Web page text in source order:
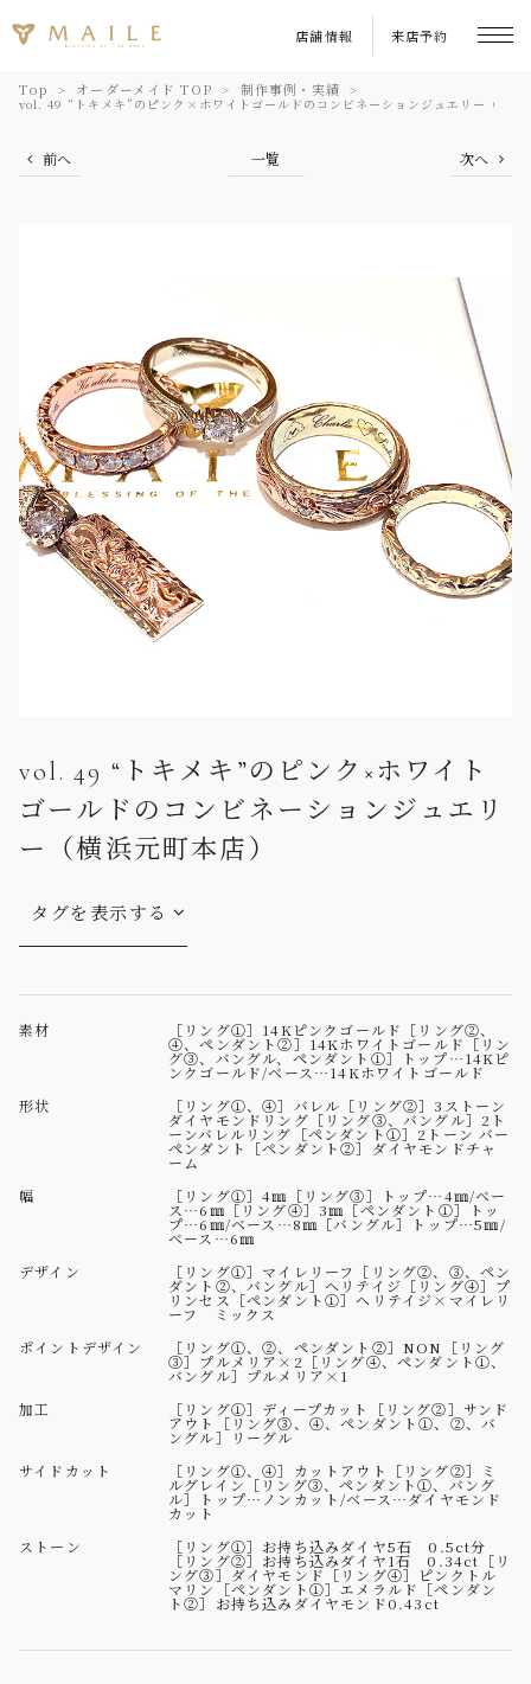
店舗情報 来店予約
Top オーダーメイド TOP 制作事例・実績
vol. 49 “トキメキ”のピンク×ホワイトゴールドのコンビネーションジュエリー（横浜
前へ 一覧 次へ
vol. 49 “トキメキ”のピンク×ホワイト
ゴールドのコンビネーションジュエリ
ー（横浜元町本店）
タグを表示する
素材 ［リング①］14Kピンクゴールド［リング②、
④、ペンダント②］14Kホワイトゴールド［リン
グ③、バングル、ペンダント①］トップ…14Kピ
ンクゴールド/ベース…14Kホワイトゴールド
形状
［リング①、④］バレル［リング②］3ストーン
ダイヤモンドリング［リング③、バングル］2ト
ーンバレルリング［ペンダント①］2トーン バー
ペンダント［ペンダント②］ダイヤモンドチャ
ーム
幅
［リング①］4㎜［リング③］トップ…4㎜/ベー
ス…6㎜［リング④］3㎜［ペンダント①］トッ
プ…6㎜/ベース…8㎜［バングル］トップ…5㎜/
ベース…6㎜
デザイン
［リング①］マイレリーフ［リング②、③、ペン
ダント②、バングル］ヘリテイジ［リング④］プ
リンセス［ペンダント①］ヘリテイジ×マイレリ
ーフ ミックス
ポイントデザイン
［リング①、②、ペンダント②］NON［リング
③］プルメリア×2［リング④、ペンダント①、
バングル］プルメリア×1
加工
［リング①］ディープカット［リング②］サンド
アウト［リング③、④、ペンダント①、②、バ
ングル］リーグル
サイドカット
［リング①、④］カットアウト［リング②］ミ
ルグレイン［リング③、ペンダント①、バング
ル］トップ…ノンカット/ベース…ダイヤモンド
カット
ストーン
［リング①］お持ち込みダイヤ5石 0.5ct分
［リング②］お持ち込みダイヤ1石 0.34ct［リ
ング③］ダイヤモンド［リング④］ピンクトル
マリン［ペンダント①］エメラルド［ペンダン
ト②］お持ち込みダイヤモンド0.43ct